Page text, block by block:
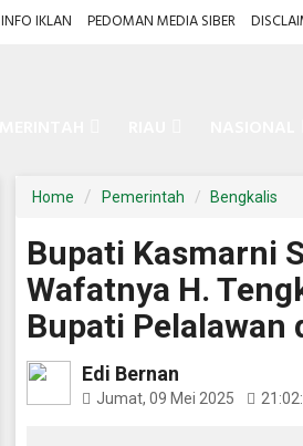
INFO IKLAN PEDOMAN MEDIA SIBER
Home Pemerintah Bengkalis
Bupati Kasmarni
Wafatnya H.
Bupati Pelalawan
Edi Bernan
Jumat, 09 Mei 2025